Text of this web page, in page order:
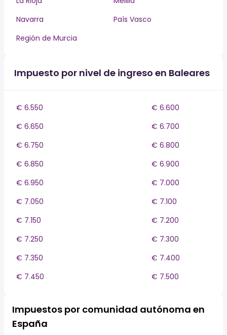
Navarra
País Vasco
Región de Murcia
Impuesto por nivel de ingreso en Baleares
€ 6.550
€ 6.600
€ 6.650
€ 6.700
€ 6.750
€ 6.800
€ 6.850
€ 6.900
€ 6.950
€ 7.000
€ 7.050
€ 7.100
€ 7.150
€ 7.200
€ 7.250
€ 7.300
€ 7.350
€ 7.400
€ 7.450
€ 7.500
Impuestos por comunidad autónoma en
España